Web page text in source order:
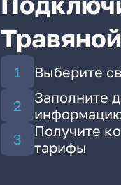
Выберите
Заполните
Получите
тарифы